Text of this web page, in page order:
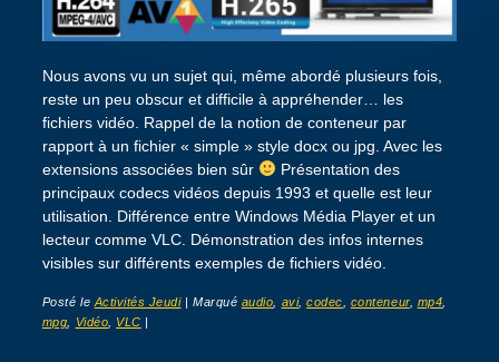
Nous avons vu un sujet qui, même abordé plusieurs fois,
reste un peu obscur et difficile à appréhender… les
fichiers vidéo. Rappel de la notion de conteneur par
rapport à un fichier « simple » style docx ou jpg. Avec les
extensions associées bien sûr
Présentation des
principaux codecs vidéos depuis 1993 et quelle est leur
utilisation. Différence entre Windows Média Player et un
lecteur comme VLC. Démonstration des infos internes
visibles sur différents exemples de fichiers vidéo.
Posté le Activités Jeudi |Marqué audio avi,codec conteneur, mp4
mpg
Vidéo VLC